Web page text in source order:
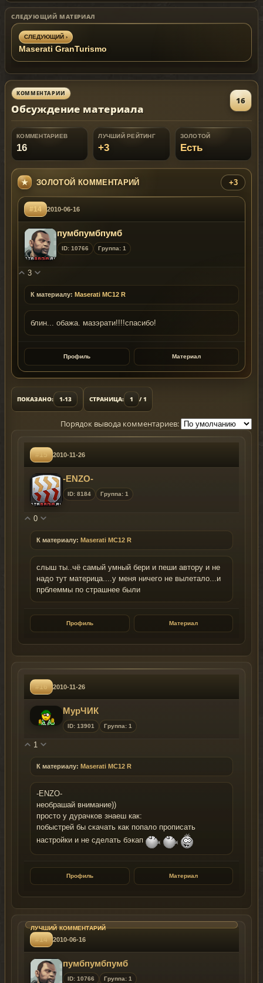
СЛЕДУЮЩИЙ МАТЕРИАЛ
СЛЕДУЮЩИЙ ›
Maserati GranTurismo
КОММЕНТАРИИ
Обсуждение материала
16
КОММЕНТАРИЕВ
16
ЛУЧШИЙ РЕЙТИНГ
+3
ЗОЛОТОЙ
Есть
ЗОЛОТОЙ КОММЕНТАРИЙ +3
#14 2010-06-16
пумбпумбпумб
ID: 10766 Группа: 1
3
К материалу: Maserati MC12 R
блин... обажа. мазэрати!!!!спасибо!
Профиль Материал
ПОКАЗАНО: 1-13 СТРАНИЦА: 1 / 1
Порядок вывода комментариев:
#15 2010-11-26
-ENZO-
ID: 8184 Группа: 1
0
К материалу: Maserati MC12 R
слыш ты..чё самый умный бери и пеши автору и не
надо тут материца....у меня ничего не вылетало...и
прблеммы по страшнее были
Профиль Материал
#16 2010-11-26
МурЧИК
ID: 13901 Группа: 1
1
К материалу: Maserati MC12 R
-ENZO-
необрашай внимание))
просто у дурачков знаеш как:
побыстрей бы скачать как попало прописать
настройки и не сделать бэкап
Профиль Материал
#14 2010-06-16
пумбпумбпумб
ID: 10766 Группа: 1